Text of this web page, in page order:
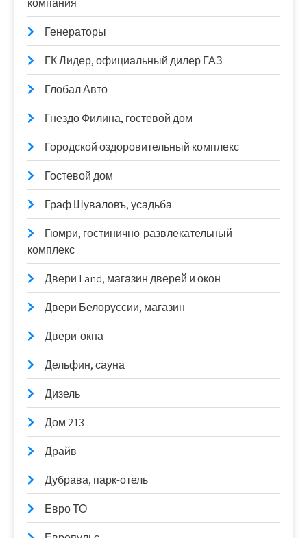
компания
Генераторы
ГК Лидер, официальный дилер ГАЗ
Глобал Авто
Гнездо Филина, гостевой дом
Городской оздоровительный комплекс
Гостевой дом
Граф Шуваловъ, усадьба
Гюмри, гостинично-развлекательный
комплекс
Двери Land, магазин дверей и окон
Двери Белоруссии, магазин
Двери-окна
Дельфин, сауна
Дизель
Дом 213
Драйв
Дубрава, парк-отель
Евро ТО